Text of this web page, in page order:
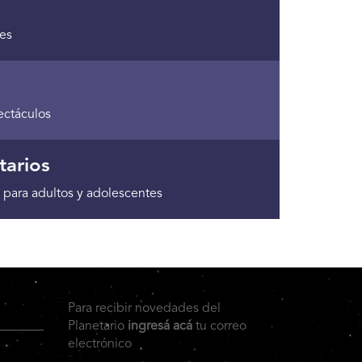
adultos y adolescentes
Para recibir novedades del
Planetario ingresá acá tu correo
electrónico